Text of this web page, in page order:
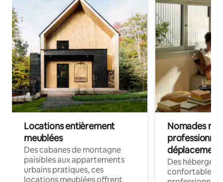
Locations entièrement
meublées
Des cabanes de montagne
paisibles aux appartements
urbains pratiques, ces
locations meublées offrent
Nomades
déplacement
Des
confortables